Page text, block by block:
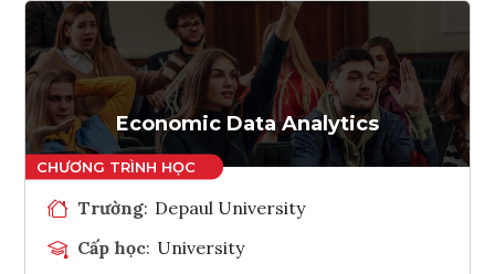
Ghi danh
Tham vấn Interlink
Economic Data Analytics
Trường: Depaul University
Cấp học: University